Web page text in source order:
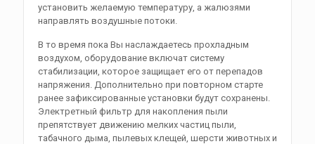
установить желаемую температуру, а жалюзями
направлять воздушные потоки.
В то время пока Вы наслаждаетесь прохладным
воздухом, оборудование включат систему
стабилизации, которое защищает его от перепадов
напряжения. Дополнительно при повторном старте
ранее зафиксированные установки будут сохранены.
Электретный фильтр для накопления пыли
препятствует движению мелких частиц пыли,
табачного дыма, пылевых клещей, шерсти животных и